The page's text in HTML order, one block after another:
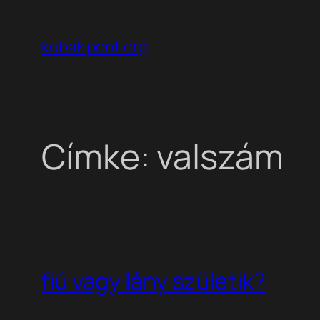
tartalomhoz
kobak pont org
Címke: valszám
fiú vagy lány születik?